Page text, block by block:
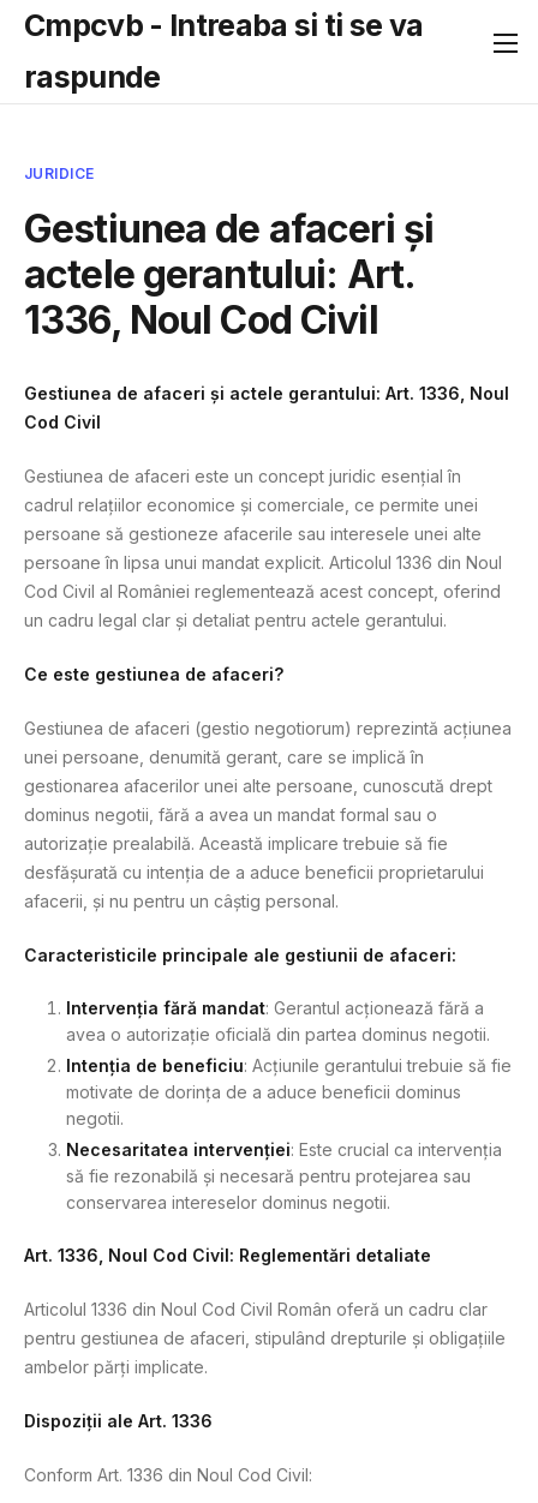
Cmpcvb - Intreaba si ti se va
raspunde
JURIDICE
Gestiunea de afaceri și
actele gerantului: Art.
1336, Noul Cod Civil
Gestiunea de afaceri și actele gerantului: Art. 1336, Noul
Cod Civil
Gestiunea de afaceri este un concept juridic esențial în
cadrul relațiilor economice și comerciale, ce permite unei
persoane să gestioneze afacerile sau interesele unei alte
persoane în lipsa unui mandat explicit. Articolul 1336 din Noul
Cod Civil al României reglementează acest concept, oferind
un cadru legal clar și detaliat pentru actele gerantului.
Ce este gestiunea de afaceri?
Gestiunea de afaceri (gestio negotiorum) reprezintă acțiunea
unei persoane, denumită gerant, care se implică în
gestionarea afacerilor unei alte persoane, cunoscută drept
dominus negotii, fără a avea un mandat formal sau o
autorizație prealabilă. Această implicare trebuie să fie
desfășurată cu intenția de a aduce beneficii proprietarului
afacerii, și nu pentru un câștig personal.
Caracteristicile principale ale gestiunii de afaceri:
Intervenția fără mandat: Gerantul acționează fără a
avea o autorizație oficială din partea dominus negotii.
Intenția de beneficiu: Acțiunile gerantului trebuie să fie
motivate de dorința de a aduce beneficii dominus
negotii.
Necesaritatea intervenției: Este crucial ca intervenția
să fie rezonabilă și necesară pentru protejarea sau
conservarea intereselor dominus negotii.
Art. 1336, Noul Cod Civil: Reglementări detaliate
Articolul 1336 din Noul Cod Civil Român oferă un cadru clar
pentru gestiunea de afaceri, stipulând drepturile și obligațiile
ambelor părți implicate.
Dispoziții ale Art. 1336
Conform Art. 1336 din Noul Cod Civil: